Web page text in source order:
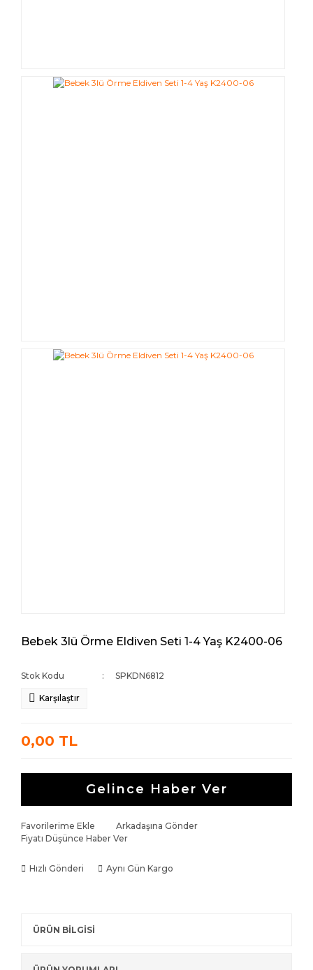
Bebek 3lü Örme Eldiven Seti 1-4 Yaş K2400-06
Stok Kodu SPKDN6812
Karşılaştır
0,00 TL
Gelince Haber Ver
Favorilerime Ekle
Arkadaşına Gönder
Fiyatı Düşünce Haber Ver
Hızlı Gönderi Aynı Gün Kargo
ÜRÜN BİLGİSİ